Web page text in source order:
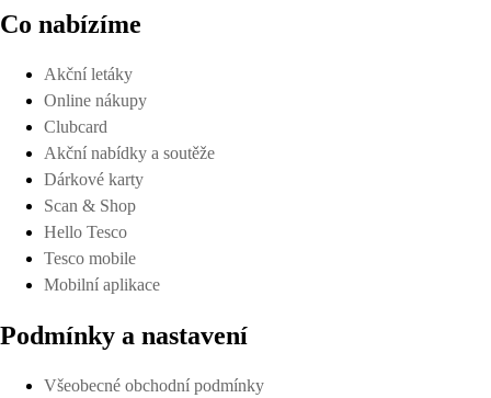
Co nabízíme
Akční letáky
Online nákupy
Clubcard
Akční nabídky a soutěže
Dárkové karty
Scan & Shop
Hello Tesco
Tesco mobile
Mobilní aplikace
Podmínky a nastavení
Všeobecné obchodní podmínky